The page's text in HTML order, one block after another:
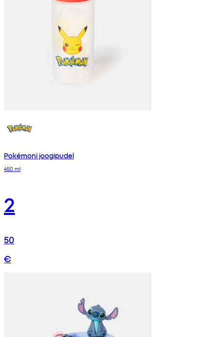
Pokémoni joogipudel
450 ml
2
50
€